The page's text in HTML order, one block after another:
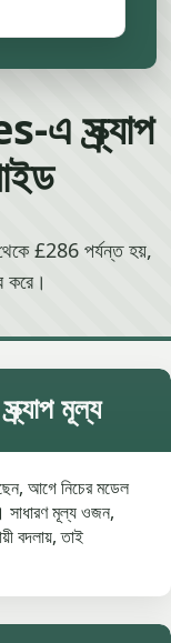
স্ক্র্যাপ
£286 পর্যন্ত হয়,
করে।
মূল্য
আগে নিচের মডেল
সাধারণ মূল্য ওজন,
বদলায়, তাই